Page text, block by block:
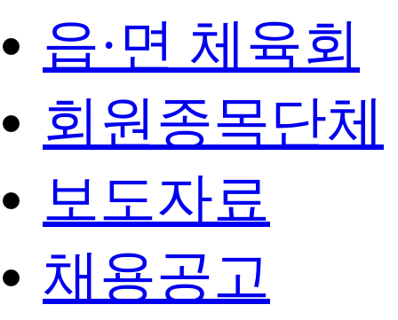
읍·면 체육회
회원종목단체
보도자료
채용공고